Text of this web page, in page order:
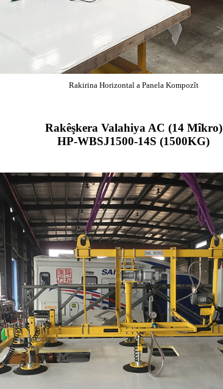
Rakirina Horizontal a Panela Kompozît
Rakêşkera Valahiya AC (14 Mîkro)
HP-WBSJ1500-14S (1500KG)